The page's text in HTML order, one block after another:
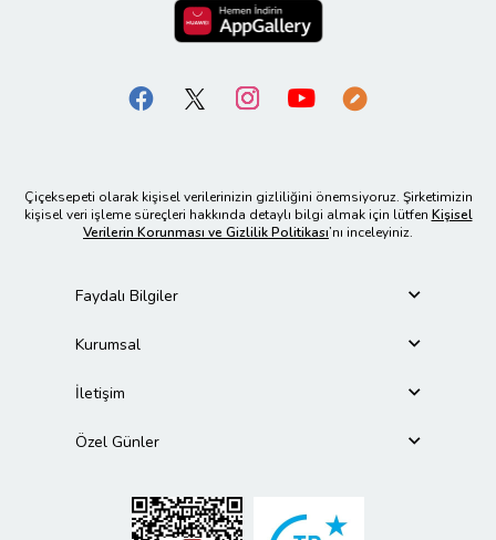
Çiçeksepeti olarak kişisel verilerinizin gizliliğini önemsiyoruz. Şirketimizin
kişisel veri işleme süreçleri hakkında detaylı bilgi almak için lütfen Kişisel
Verilerin Korunması ve Gizlilik Politikası’nı inceleyiniz.
Faydalı Bilgiler
Kurumsal
İletişim
Özel Günler